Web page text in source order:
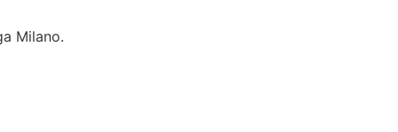
Milano.